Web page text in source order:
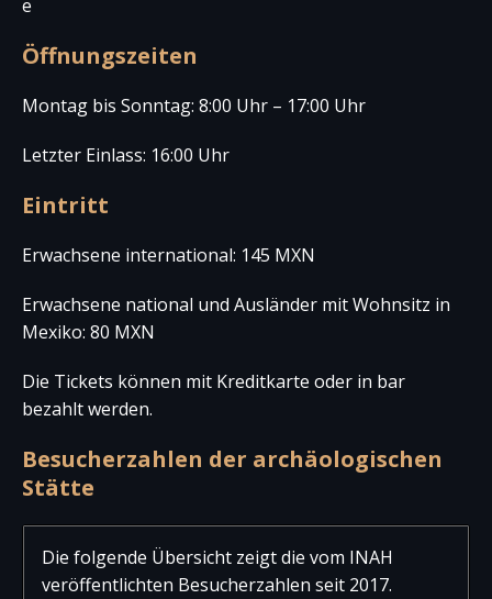
e
Öffnungszeiten
Montag bis Sonntag: 8:00 Uhr – 17:00 Uhr
Letzter Einlass: 16:00 Uhr
Eintritt
Erwachsene international: 145 MXN
Erwachsene national und Ausländer mit Wohnsitz in
Mexiko: 80 MXN
Die Tickets können mit Kreditkarte oder in bar
bezahlt werden.
Besucherzahlen der archäologischen
Stätte
Die folgende Übersicht zeigt die vom INAH
veröffentlichten Besucherzahlen seit 2017.